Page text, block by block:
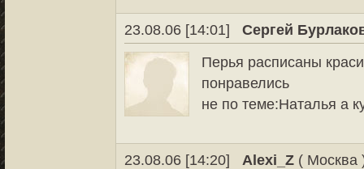
23.08.06 [14:01]
Сергей
Перья расписаны
понравелись
не по теме:Наталья а
23.08.06 [14:20] Alexi_Z ( Москва